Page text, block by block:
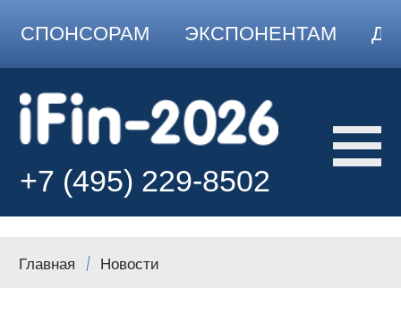
СПОНСОРАМ ЭКСПОНЕНТАМ
+7 (495) 229-8502
Главная Новости